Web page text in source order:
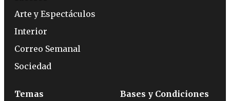
Arte y Espectáculos
Interior
Correo Semanal
Sociedad
Temas
Bases y Condiciones